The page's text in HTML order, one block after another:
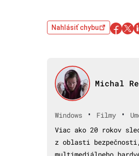
Nahlásiť chybu
Michal
Windows • Filmy •
Viac ako 20 rokov
z oblasti